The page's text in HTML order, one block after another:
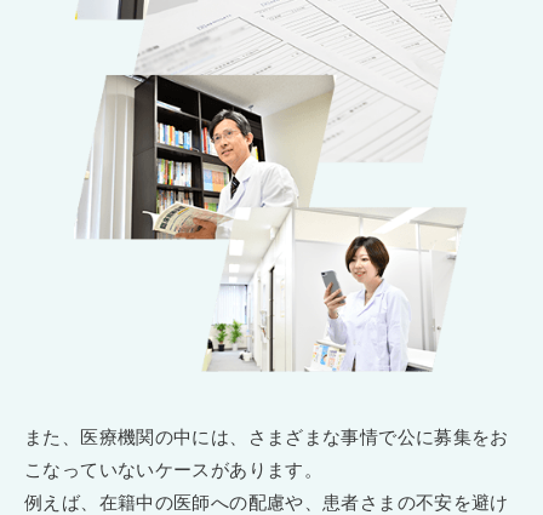
また、医療機関の中には、さまざまな事情で公に募集をお
こなっていないケースがあります。
例えば、在籍中の医師への配慮や、患者さまの不安を避け